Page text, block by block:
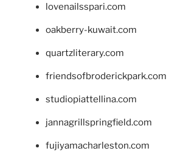
lovenailsspari.com
oakberry-kuwait.com
quartzliterary.com
friendsofbroderickpark.com
studiopiattellina.com
jannagrillspringfield.com
fujiyamacharleston.com